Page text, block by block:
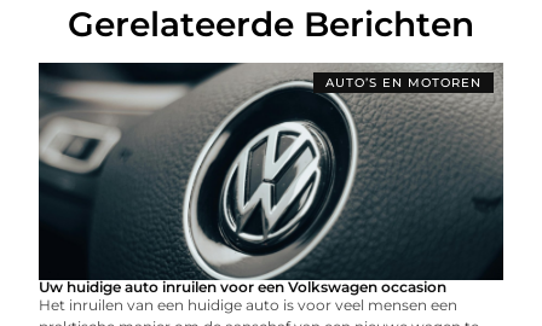
Gerelateerde Berichten
AUTO’S EN MOTOREN
Uw huidige auto inruilen voor een Volkswagen occasion
Het inruilen van een huidige auto is voor veel mensen een